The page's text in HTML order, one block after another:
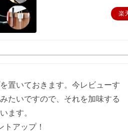
楽
置いておきます。今レビューす
たいですので、それを加味する
ます。
トアップ！